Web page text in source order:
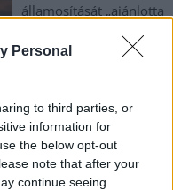
Personal
to third parties, or
information for
the below opt-out
note that after your
continue seeing
államosítását „ajánlotta
önkormányzatoknak.
majd némi varázslat után
emelése, ami most még
Hadházy Ákos
a Facebookon.
Regionális